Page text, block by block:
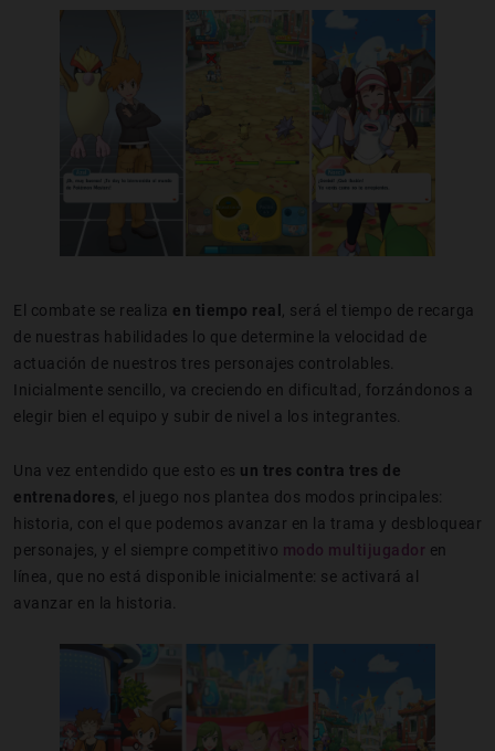
El combate se realiza en tiempo real , será el tiempo de recarga
de nuestras habilidades lo que determine la velocidad de
actuación de nuestros tres personajes controlables.
Inicialmente sencillo, va creciendo en dificultad, forzándonos a
elegir bien el equipo y subir de nivel a los integrantes.
Una vez entendido que esto es un tres contra tres de
entrenadores , el juego nos plantea dos modos principales:
historia, con el que podemos avanzar en la trama y desbloquear
personajes, y el siempre competitivo modo multijugador en
línea, que no está disponible inicialmente: se activará al
avanzar en la historia.